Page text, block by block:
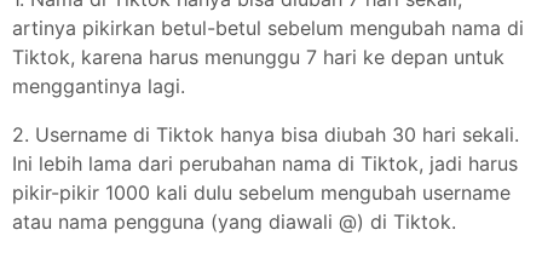
artinya pikirkan betul-betul sebelum mengubah nama di
Tiktok, karena harus menunggu 7 hari ke depan untuk
menggantinya lagi.
2. Username di Tiktok hanya bisa diubah 30 hari sekali.
Ini lebih lama dari perubahan nama di Tiktok, jadi harus
pikir-pikir 1000 kali dulu sebelum mengubah username
atau nama pengguna (yang diawali @) di Tiktok.